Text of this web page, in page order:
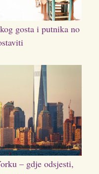
gosta i putnika no
– gdje odsjesti,